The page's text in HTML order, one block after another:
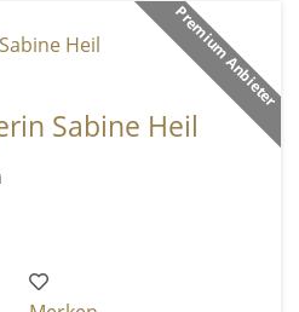
Premium Anbieter
Sabine Heil